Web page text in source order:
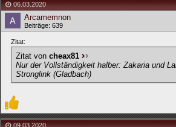
06.03.2020
Arcamemnon
Beiträge: 639
Zitat:
Zitat von cheax81
Nur der Vollständigkeit halber: Zakaria und
Stronglink (Gladbach)
09.03.2020